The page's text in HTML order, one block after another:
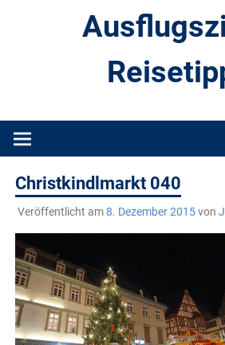
Produkttests und Buchrezensionen.
Christkindlmarkt 040
Veröffentlicht am8. Dezember 2015von